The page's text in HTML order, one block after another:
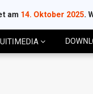
am 14. Oktober 2025.